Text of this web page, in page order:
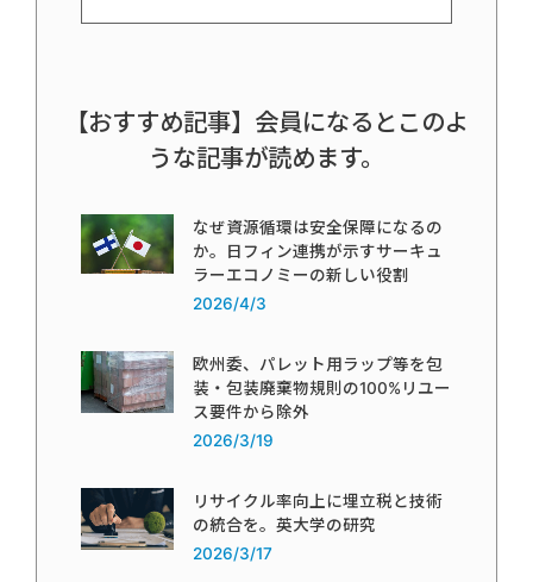
【おすすめ記事】会員になるとこのよ
うな記事が読めます。
なぜ資源循環は安全保障になるの
か。日フィン連携が示すサーキュ
ラーエコノミーの新しい役割
2026/4/3
欧州委、パレット用ラップ等を包
装・包装廃棄物規則の100%リユー
ス要件から除外
2026/3/19
リサイクル率向上に埋立税と技術
の統合を。英大学の研究
2026/3/17